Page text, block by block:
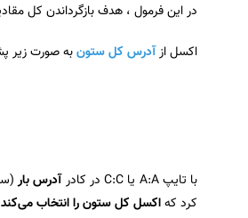
در این فرمول ، هدف بازگرداندن کل
اکسل ازآدرس کل ستونبه صورت زیر
با تایپ A:A یا C:C در کادر آدرس بار
کرد کهاکسل کل ستون را انتخاب می‌کند